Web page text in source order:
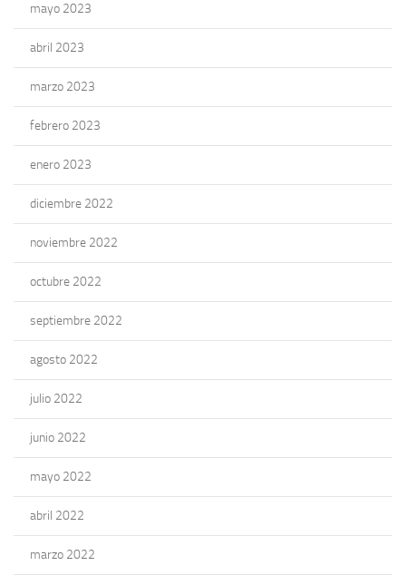
mayo 2023
abril 2023
marzo 2023
febrero 2023
enero 2023
diciembre 2022
noviembre 2022
octubre 2022
septiembre 2022
agosto 2022
julio 2022
junio 2022
mayo 2022
abril 2022
marzo 2022